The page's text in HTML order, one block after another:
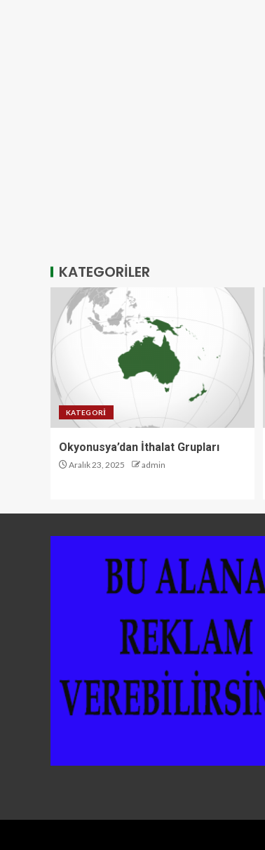
KATEGORİLER
KATEGORI
Okyonusya’dan İthalat Grupları
Aralık 23, 2025 admin